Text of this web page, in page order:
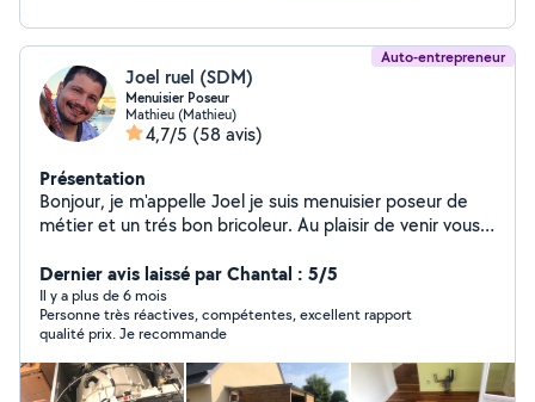
Auto-entrepreneur
Joel ruel (SDM)
Menuisier Poseur
Mathieu (Mathieu)
4,7/5 (58 avis)
Présentation
Bonjour, je m'appelle Joel je suis menuisier poseur de
métier et un trés bon bricoleur. Au plaisir de venir vous
Dernier avis laissé par Chantal : 5/5
Il y a plus de 6 mois
Personne très réactives, compétentes, excellent rapport
qualité prix. Je recommande